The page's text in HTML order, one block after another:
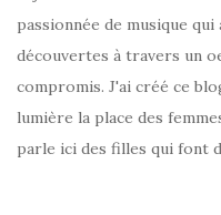
passionnée de musique
découvertes à travers un
compromis. J'ai créé ce
lumière la place des
parle ici des filles qui font